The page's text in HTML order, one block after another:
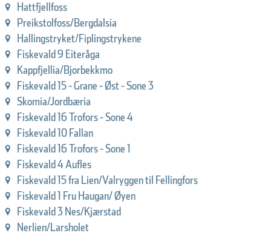
Hattfjellfoss
Preikstolfoss/Bergdalsia
Hallingstryket/Fiplingstrykene
Fiskevald 9 Eiteråga
Kappfjellia/Bjorbekkmo
Fiskevald 15 - Grane - Øst - Sone 3
Skomia/Jordbæria
Fiskevald 16 Trofors - Sone 4
Fiskevald 10 Fallan
Fiskevald 16 Trofors - Sone 1
Fiskevald 4 Aufles
Fiskevald 15 fra Lien/Valryggen til Fellingfors
Fiskevald 1 Fru Haugan/ Øyen
Fiskevald 3 Nes/Kjærstad
Nerlien/Larsholet